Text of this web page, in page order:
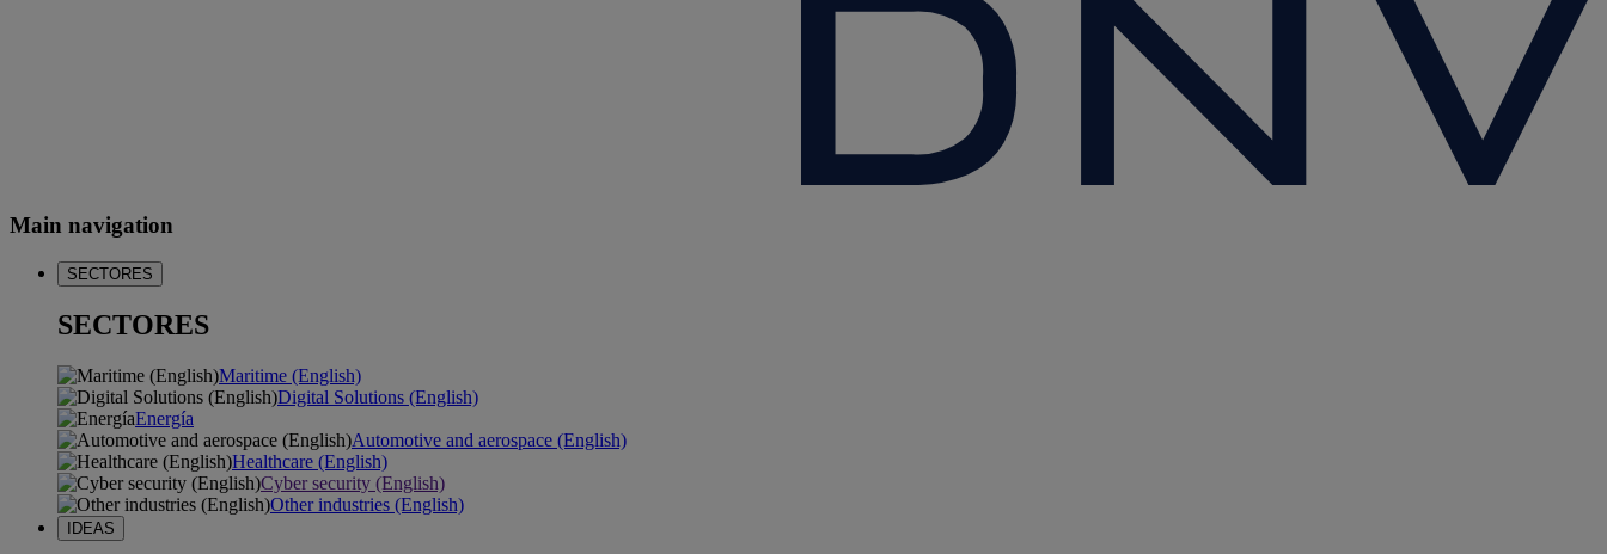
Main navigation
SECTORES
SECTORES
Maritime (English)
Digital Solutions (English)
Energía
Automotive and aerospace (English)
Healthcare (English)
Cyber security (English)
Other industries (English)
IDEAS